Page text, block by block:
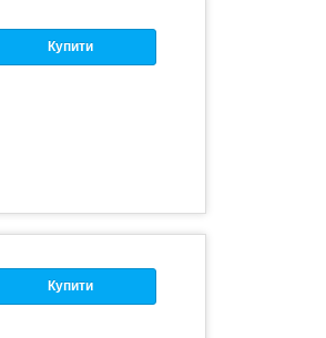
Купити
Купити